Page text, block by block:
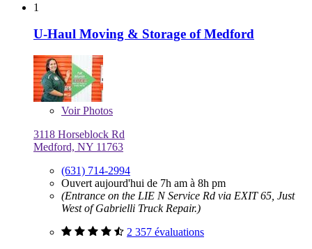
1
U-Haul Moving & Storage of Medford
VoirPhotos
3118 Horseblock Rd
Medford, NY 11763
(631) 714-2994
Ouvert aujourd'hui de 7h am à 8h pm
(Entrance on the LIE N Service Rd via EXIT 65, Just
West of Gabrielli Truck Repair.)
2 357 évaluations